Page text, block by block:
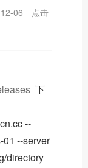
06
点击
下
--
--server
directory